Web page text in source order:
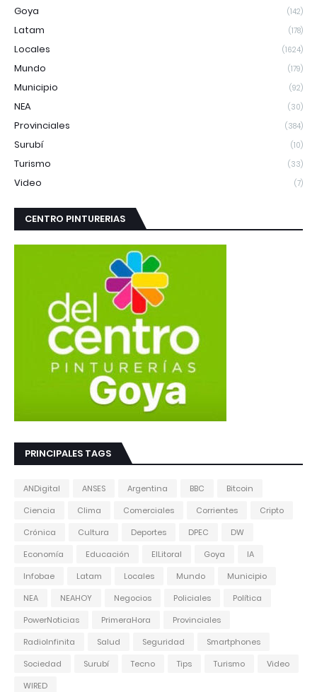
Goya (142)
Latam (178)
Locales (1624)
Mundo (179)
Municipio (92)
NEA (30)
Provinciales (384)
Surubí (10)
Turismo (33)
Video (7)
CENTRO PINTURERIAS
PRINCIPALES TAGS
ANDigital ANSES Argentina BBC
Bitcoin
Ciencia
Clima Comerciales Corrientes
Cripto
Crónica
Cultura Deportes DPEC
DW
Economía
Educación ElLitoral Goya
IA
Infobae
Latam Locales Mundo
Municipio
NEA
NEAHOY Negocios Policiales
Política
PowerNoticias
PrimeraHora
Provinciales
RadioInfinita
Salud Seguridad
Smartphones
Sociedad
Surubí Tecno Tips Turismo
Video
WIRED